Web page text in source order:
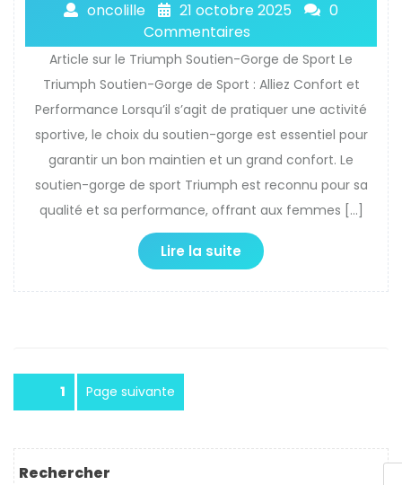
oncolille 21 octobre 2025
0
Commentaires
Article sur le Triumph Soutien-Gorge de Sport Le
Triumph Soutien-Gorge de Sport : Alliez Confort et
Performance Lorsqu’il s’agit de pratiquer une activité
sportive, le choix du soutien-gorge est essentiel pour
garantir un bon maintien et un grand confort. Le
soutien-gorge de sport Triumph est reconnu pour sa
qualité et sa performance, offrant aux femmes […]
Lire la suite
Pagination
des
publications
Page1 Page suivante
Rechercher